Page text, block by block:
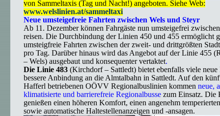
von Sammeltaxis (Tag und Nacht!) angeboten. Siehe Web:
www.welslinien.at/sammeltaxi
Neue umsteigefreie Fahrten zwischen Wels und Steyr
Ab 11. Dezember können Fahrgäste nun umsteigefrei
reisen. Die Durchbindung der Linien 450 und 455 ermöglicht
umsteigfreie Fahrten zwischen der zweit- und drittgrößten
pro Tag. Darüber hinaus wird das Angebot auf der Linie 455
– Wels) ausgebaut und konsequenter vertaktet.
Die Linie 483 (Kirchdorf – Sattledt) bietet ebenfalls viele
bessere Anbindung an die Almtalbahn in Sattledt. Auf den
Hafferl betriebenen OÖVV Regionalbuslinien kommen neue,
klimatisierte und barrierefreie Regionalbusse zum Einsatz. Die
genießen einen höheren Komfort, einen angenehm
sowie automatische Haltestellenanzeigen und -ansagen.